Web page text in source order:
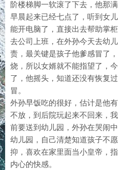
阶楼梯脚一软滚了下去，他那
早晨起来已经七点了，听到女
能开电脑了，直接出去帮助掌
去公司上班，在外孙今天去幼
责，最关键是孩子他爹感冒了
烧，所以女婿就不能指望了，
了，他摇头，知道还没有恢复
冒。
外孙早饭吃的很好，估计是他
不放，到后院玩起来不回来，
前要送到幼儿园，外孙在哭闹
幼儿园，自己清楚知道孩子不
抑，喜欢在家里面当小皇帝，
内心的快感。